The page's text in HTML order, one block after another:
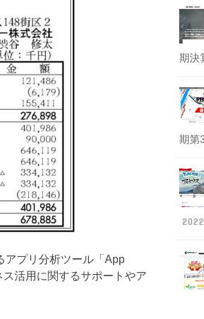
アプリ分析ツール「App
活用に関するサポートやア
期決
期第